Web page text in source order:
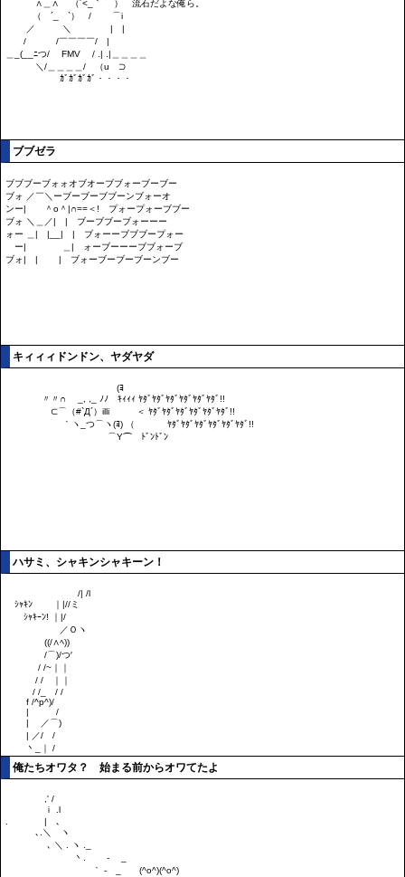
ブブゼラ
キィィィドンドン、ヤダヤダ
ハサミ、シャキンシャキーン！
俺たちオワタ？ 始まる前からオワてたよ